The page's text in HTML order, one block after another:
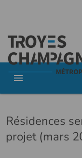
Résidences
projet (mars